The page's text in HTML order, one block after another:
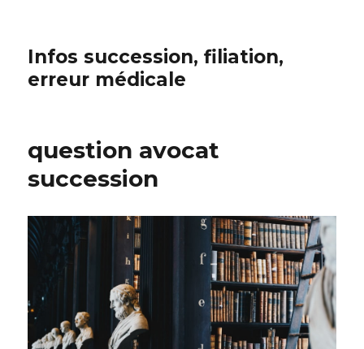
Infos succession, filiation,
erreur médicale
question avocat
succession